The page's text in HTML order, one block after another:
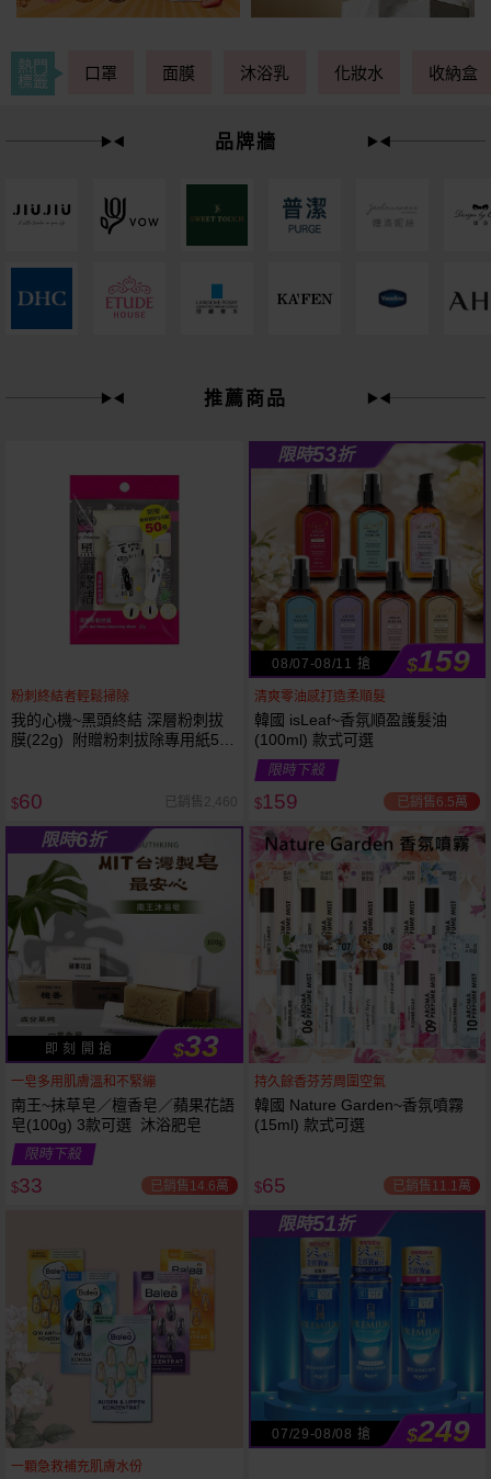
限時
立刻送
熱門
標籤
口罩 面膜 沐浴乳 化妝水 收納盒
品牌牆
推薦商品
粉刺終結者輕鬆掃除
我的心機~黑頭終結 深層粉刺拔
膜(22g) 附贈粉刺拔除專用紙50
$60 已銷售2,460
限時53折
08/07-08/11 搶 $159
清爽零油感打造柔順髮
韓國 isLeaf~香氛順盈護髮油
(100ml) 款式可選
限時下殺
$159 已銷售6.5萬
限時6折
即 刻 開 搶 $33
一皂多用肌膚溫和不緊繃
南王~抹草皂／檀香皂／蘋果花語
皂(100g) 3款可選 沐浴肥皂
限時下殺
$33 已銷售14.6萬
持久餘香芬芳周圍空氣
韓國 Nature Garden~香氛噴霧
(15ml) 款式可選
$65 已銷售11.1萬
一顆急救補充肌膚水份
限時51折
07/29-08/08 搶 $249